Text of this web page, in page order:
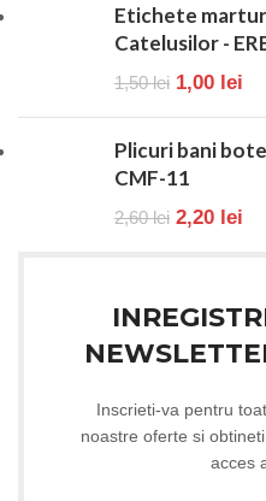
Etichete
Catelusilor -
1,50lei 1,00 lei
Plicuri bani
CMF-11
2,60lei 2,20 lei
Inscrieti-va pentru
noastre oferte si
acces